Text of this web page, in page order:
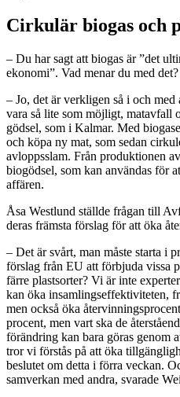
Cirkulär biogas och
– Du har sagt att biogas är ”det
ekonomi”. Vad menar du med det?
– Jo, det är verkligen så i och
vara så lite som möjligt, matavfall
gödsel, som i Kalmar. Med
och köpa ny mat, som sedan
avloppsslam. Från produktionen
biogödsel, som kan användas för
affären.
Åsa Westlund ställde frågan till
deras främsta förslag för att öka
– Det är svårt, man måste starta i
förslag från EU att förbjuda vissa
färre plastsorter? Vi är inte
kan öka insamlingseffektiviteten,
men också öka
procent, men vart ska de
förändring kan bara göras genom
tror vi förstås på att öka
beslutet om detta i förra veckan.
samverkan med andra, svarade